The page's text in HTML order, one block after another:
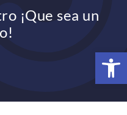
Abrir
¡Que sea un